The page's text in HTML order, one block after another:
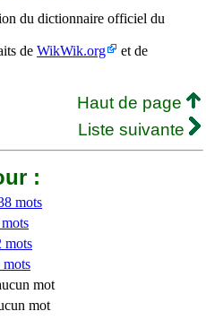
du dictionnaire officiel du
de WikWik.org
et de
Haut de page
Liste suivante
:
mots
mots
mots
mot
mot